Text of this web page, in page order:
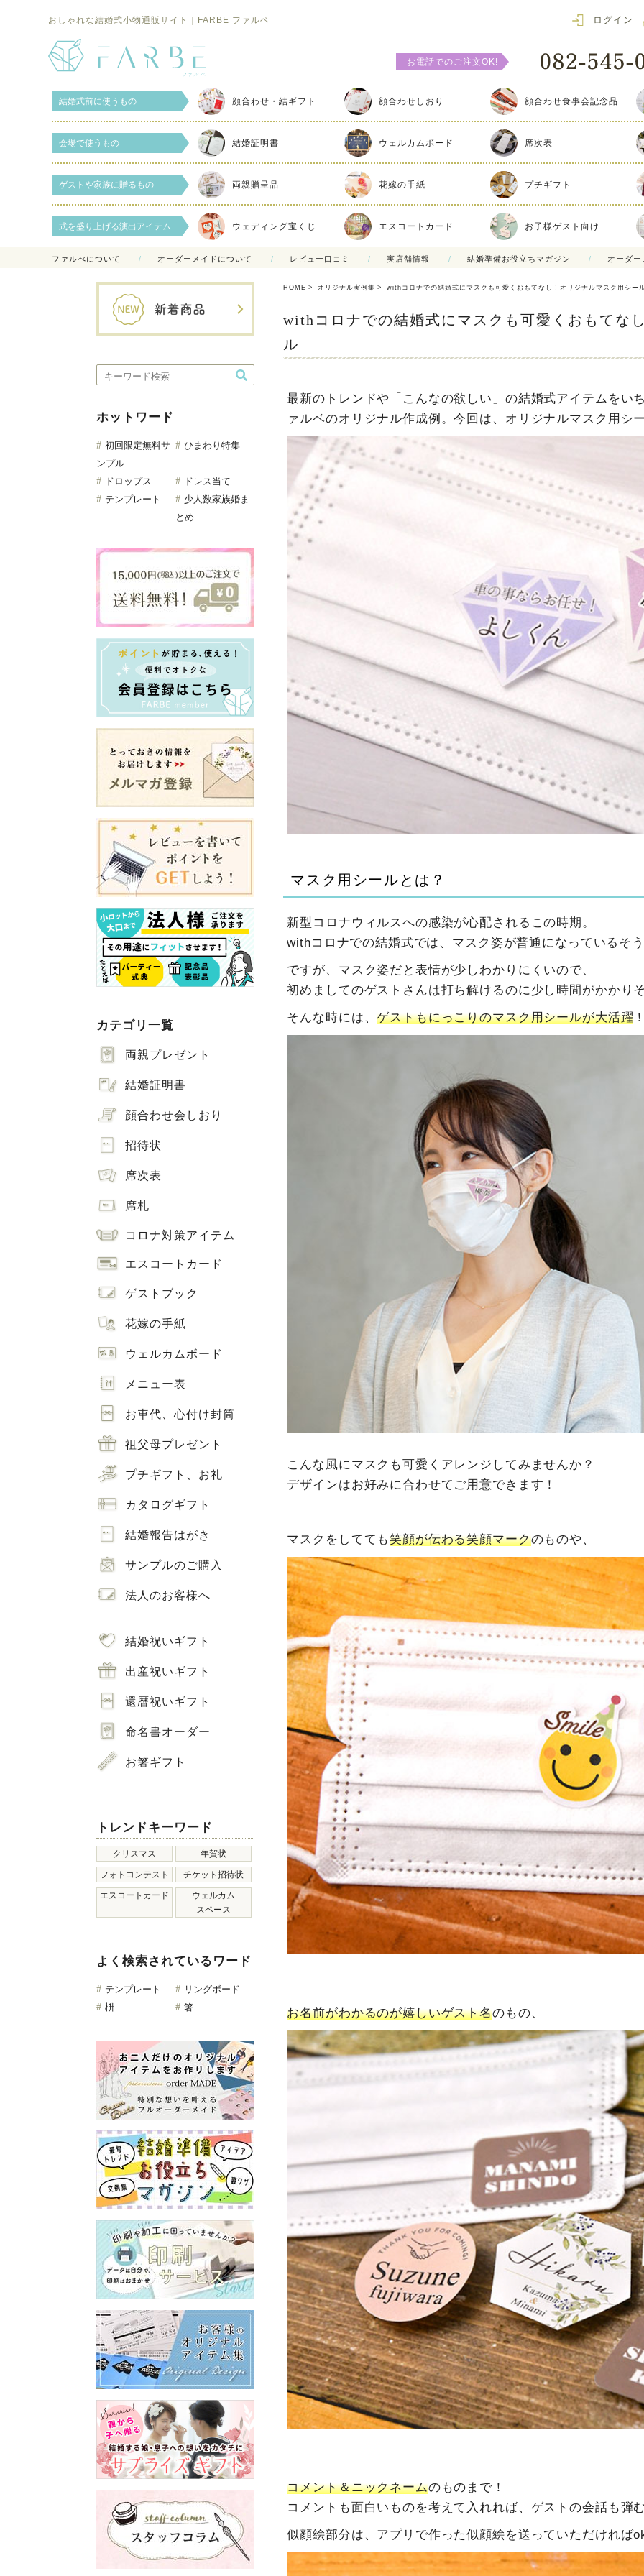
おしゃれな結婚式小物通販サイト｜FARBE ファルベ ログイン
お電話でのご注文OK!
結婚式前に使うもの 顔合わせ・結ギフト 顔合わせしおり 顔合わせ食事会記念品
会場で使うもの 結婚証明書 ウェルカムボード 席次表
ゲストや家族に贈るもの 両親贈呈品 花嫁の手紙 プチギフト
式を盛り上げる演出アイテム ウェディング宝くじ エスコートカード お子様ゲスト向け
ファルべについて オーダーメイドについて レビュー口コミ 実店舗情報 結婚準備お役立ちマガジン オーダ
ホットワード
初回限定無料サ
ンプル
ひまわり特集
ドロップス
ドレス当て
テンプレート
少人数家族婚ま
とめ
カテゴリ一覧
両親プレゼント
結婚証明書
顔合わせ会しおり
招待状
席次表
席札
コロナ対策アイテム
エスコートカード
ゲストブック
花嫁の手紙
ウェルカムボード
メニュー表
お車代、心付け封筒
祖父母プレゼント
プチギフト、お礼
カタログギフト
結婚報告はがき
サンプルのご購入
法人のお客様へ
結婚祝いギフト
出産祝いギフト
還暦祝いギフト
命名書オーダー
お箸ギフト
トレンドキーワード
クリスマス 年賀状
フォトコンテスト チケット招待状
エスコートカード
ウェルカム
スペース
よく検索されているワード
# テンプレート # リングボード
# 枡 # 箸
HOME オリジナル実例集 withコロナでの結婚式にマスクも可愛くおもてなし！オリジナルマスク用シー
withコロナでの結婚式にマスクも可愛くおもてな
ル
最新のトレンドや「こんなの欲しい」の結婚式アイテムをい
ァルベのオリジナル作成例。今回は、オリジナルマスク用シ
マスク用シールとは？
新型コロナウィルスへの感染が心配されるこの時期。
withコロナでの結婚式では、マスク姿が普通になっているそ
ですが、マスク姿だと表情が少しわかりにくいので、
初めましてのゲストさんは打ち解けるのに少し時間がかかり
そんな時には、ゲストもにっこりのマスク用シールが大活躍
こんな風にマスクも可愛くアレンジしてみませんか？
デザインはお好みに合わせてご用意できます！
マスクをしてても笑顔が伝わる笑顔マークのものや、
お名前がわかるのが嬉しいゲスト名のもの、
コメント＆ニックネームのものまで！
コメントも面白いものを考えて入れれば、ゲストの会話も弾
似顔絵部分は、アプリで作った似顔絵を送っていただければ